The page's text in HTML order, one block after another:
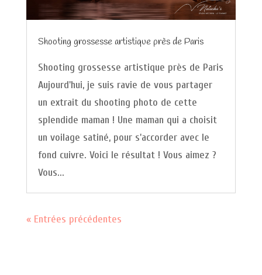
Shooting grossesse artistique près de Paris
Shooting grossesse artistique près de Paris
Aujourd'hui, je suis ravie de vous partager
un extrait du shooting photo de cette
splendide maman ! Une maman qui a choisit
un voilage satiné, pour s'accorder avec le
fond cuivre. Voici le résultat ! Vous aimez ?
Vous...
« Entrées précédentes